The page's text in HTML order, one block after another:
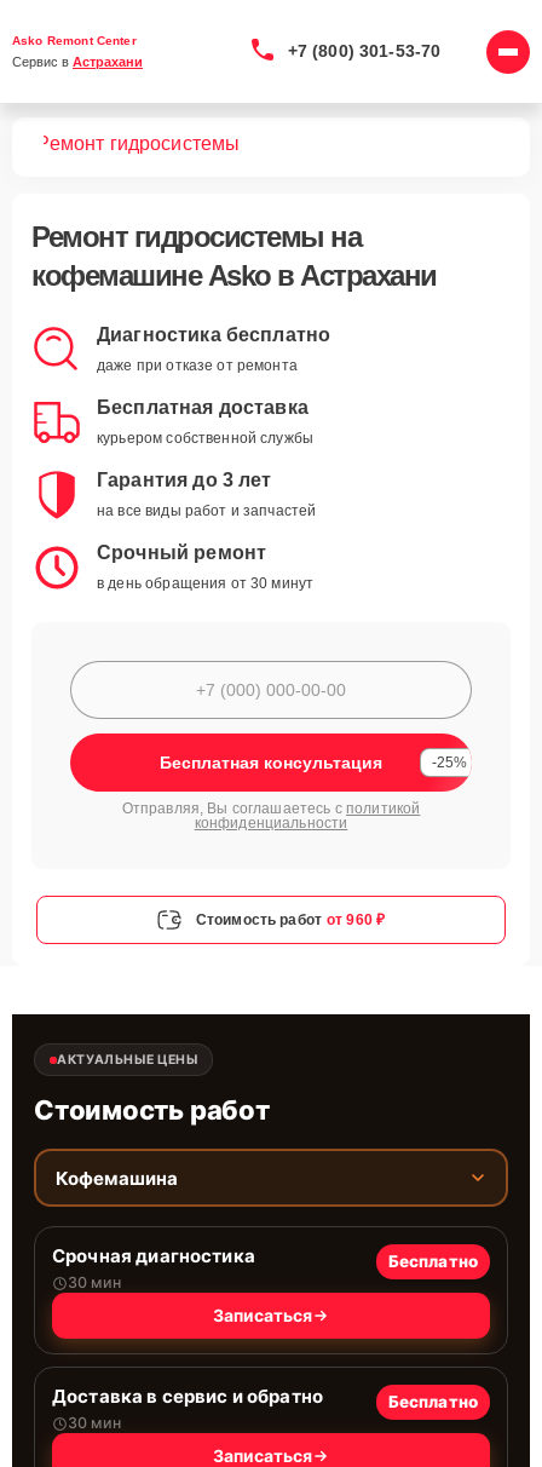
Asko Remont Center
Сервис в Астрахани
+7 (800) 301-53-70
Ремонт гидросистемы
Ремонт гидросистемы на
кофемашине Asko в Астрахани
Диагностика бесплатно
даже при отказе от ремонта
Бесплатная доставка
курьером собственной службы
Гарантия до 3 лет
на все виды работ и запчастей
Срочный ремонт
в день обращения от 30 минут
Бесплатная консультация -25%
Отправляя, Вы соглашаетесь с политикой
конфиденциальности
Стоимость работ от 960 ₽
АКТУАЛЬНЫЕ ЦЕНЫ
Стоимость работ
Кофемашина
Срочная диагностика
30 мин
Бесплатно
Записаться
Доставка в сервис и обратно
30 мин
Бесплатно
Записаться